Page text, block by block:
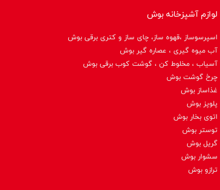
لوازم آشپزخانه بوش
اسپرسوساز ،قهوه ساز، چای ساز و کتری برقی بوش
آب میوه گیری ، عصاره گیر بوش
آسیاب ، مخلوط کن ، گوشت کوب برقی بوش
چرخ گوشت بوش
غذاساز بوش
پلوپز بوش
اتوی بخار بوش
توستر بوش
گریل بوش
سشوار بوش
ترازو بوش